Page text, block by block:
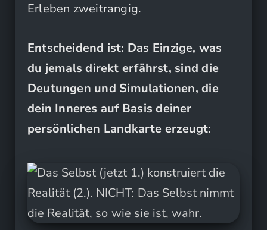
Erleben zweitrangig.
Entscheidend ist: Das Einzige, was
du jemals direkt erfährst, sind die
Deutungen und Simulationen, die
dein Inneres auf Basis deiner
persönlichen Landkarte erzeugt: